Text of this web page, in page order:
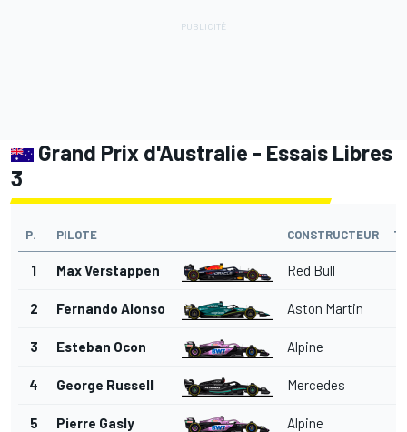
Grand Prix d'Australie - Essais Libres
3
P. PILOTE CONSTRUCTEUR
1 Max Verstappen Red Bull
2 Fernando Alonso Aston Martin
3 Esteban Ocon Alpine
4 George Russell Mercedes
5 Pierre Gasly Alpine